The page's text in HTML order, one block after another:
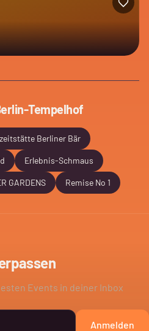
Tempelhof
Berliner Bär
Erlebnis-Schmaus
GARDENS Remise No 1
Events in deiner Inbox
Anmelden